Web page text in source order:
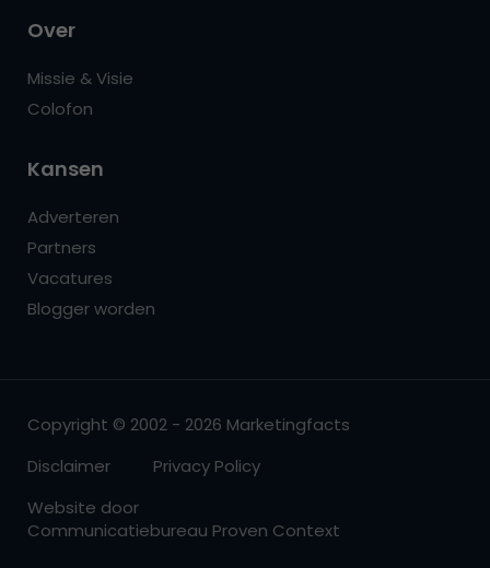
Over
Missie & Visie
Colofon
Kansen
Adverteren
Partners
Vacatures
Blogger worden
Copyright © 2002 - 2026 Marketingfacts
Disclaimer
Privacy Policy
Website door
Communicatiebureau Proven Context